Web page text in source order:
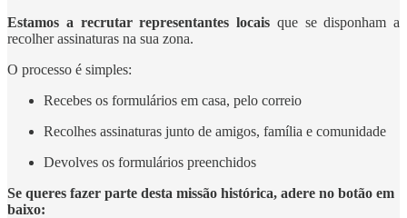
Estamos a recrutar representantes locais que se disponham a
recolher assinaturas na sua zona.
O processo é simples:
Recebes os formulários em casa, pelo correio
Recolhes assinaturas junto de amigos, família e comunidade
Devolves os formulários preenchidos
Se queres fazer parte desta missão histórica, adere no botão em
baixo: